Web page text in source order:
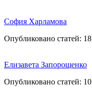
София Харламова
Опубликовано статей: 18
Елизавета Запорощенко
Опубликовано статей: 10